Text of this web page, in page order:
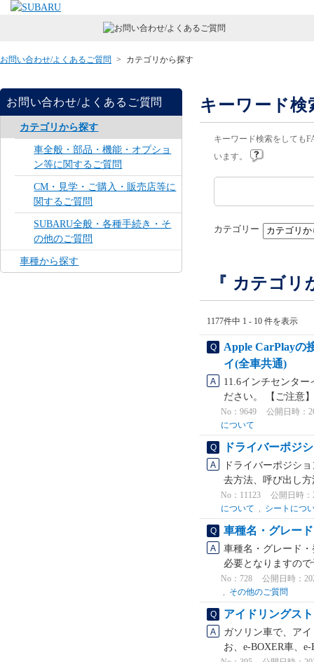
お問い合わせ/よくあるご質問 > カテゴリから探す
お問い合わせ/よくあるご質問
カテゴリから探す
車全般・部品・機能・オプショ
ン等に関するご質問
CM・見学・ご購入・販売店等に
関するご質問
SUBARU全般・各種手続き・そ
の他のご質問
車種から探す
キーワード検
キーワード検索をしても
います。
カテゴリー
『 カテゴ
1177件中 1 - 10 件を表示
Apple CarPlayの
イ(全車共通)
11.6インチセンタ
ださい。 【ご注意
No：9649
公開日時：
について
ドライバーポジ
ドライバーポジシ
去方法、呼び出し
No：11123
公開日時：
について , シートにつ
車種名・グレー
車種名・グレード
必要となりますの
No：728
公開日時：
, その他のご質問
アイドリングス
ガソリン車で、ア
お、e-BOXER車、